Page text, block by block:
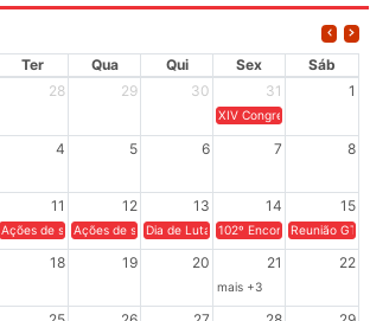
Ter Qua Qui Sex
Sáb
28 29 30 31 1
XIV Congresso Brasileiro
4 5 6 7 8
11 12 13 14 15
Ações de solidariedade a Cuba no Rio Grande do Sul - 100
Ações de solidariedade a Cuba no Rio Grande do
Dia de Luta em Defesa de Cuba e da
102º Encontro da
Reunião
18 19 20 21 22
mais +3